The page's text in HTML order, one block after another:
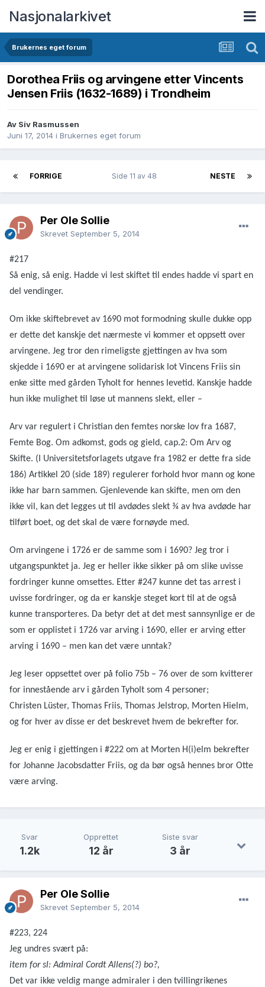
Nasjonalarkivet
Brukernes eget forum
Dorothea Friis og arvingene etter Vincents
Jensen Friis (1632-1689) i Trondheim
Av Siv Rasmussen
Juni 17, 2014 i Brukernes eget forum
FORRIGE NESTE
Side 11 av 48
Per Ole Sollie
Skrevet September 5, 2014
#217
Så enig, så enig. Hadde vi lest skiftet til endes hadde vi spart en
del vendinger.
Om ikke skiftebrevet av 1690 mot formodning skulle dukke opp
er dette det kanskje det nærmeste vi kommer et oppsett over
arvingene. Jeg tror den rimeligste gjettingen av hva som
skjedde i 1690 er at arvingene solidarisk lot Vincens Friis sin
enke sitte med gården Tyholt for hennes levetid. Kanskje hadde
hun ikke mulighet til løse ut mannens slekt, eller –
Arv var regulert i Christian den femtes norske lov fra 1687,
Femte Bog. Om adkomst, gods og gield, cap.2: Om Arv og
Skifte. (I Universitetsforlagets utgave fra 1982 er dette fra side
186) Artikkel 20 (side 189) regulerer forhold hvor mann og kone
ikke har barn sammen. Gjenlevende kan skifte, men om den
ikke vil, kan det legges ut til avdødes slekt ¾ av hva avdøde har
tilført boet, og det skal de være fornøyde med.
Om arvingene i 1726 er de samme som i 1690? Jeg tror i
utgangspunktet ja. Jeg er heller ikke sikker på om slike uvisse
fordringer kunne omsettes. Etter #247 kunne det tas arrest i
uvisse fordringer, og da er kanskje steget kort til at de også
kunne transporteres. Da betyr det at det mest sannsynlige er de
som er opplistet i 1726 var arving i 1690, eller er arving etter
arving i 1690 – men kan det være unntak?
Jeg leser oppsettet over på folio 75b – 76 over de som kvitterer
for innestående arv i gården Tyholt som 4 personer;
Christen Lüster, Thomas Friis, Thomas Jelstrop, Morten Hielm,
og for hver av disse er det beskrevet hvem de bekrefter for.
Jeg er enig i gjettingen i #222 om at Morten H(i)elm bekrefter
for Johanne Jacobsdatter Friis, og da bør også hennes bror Otte
være arving.
Svar
1.2k
Opprettet
12 år
Siste svar
3 år
Per Ole Sollie
Skrevet September 5, 2014
#223, 224
Jeg undres svært på:
item for sl: Admiral Cordt Allens(?) bo?,
Det var ikke veldig mange admiraler i den tvillingrikenes